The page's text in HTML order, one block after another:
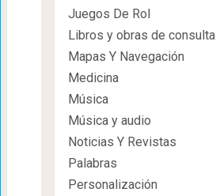
Juegos De Rol
Libros y obras de consulta
Mapas Y Navegación
Medicina
Música
Música y audio
Noticias Y Revistas
Palabras
Personalización